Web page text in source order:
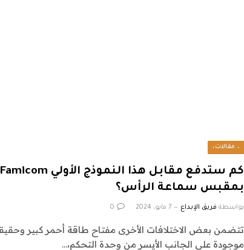
، مقالات،
بمقبس سماعة الرأس؟
بواسطة فريق الإبداع 7 مايو، 2024 0
تتضمن بعض الاختلافات الأخرى مفتاح طاقة أحمر كبير
موجودة على الجانب الأيسر من وحدة التحكم،…